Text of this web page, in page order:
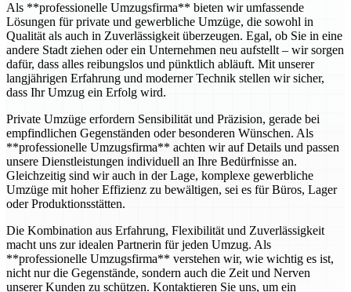
Als **professionelle Umzugsfirma** bieten wir umfassende
Lösungen für private und gewerbliche Umzüge, die sowohl in
Qualität als auch in Zuverlässigkeit überzeugen. Egal, ob Sie in eine
andere Stadt ziehen oder ein Unternehmen neu aufstellt – wir sorgen
dafür, dass alles reibungslos und pünktlich abläuft. Mit unserer
langjährigen Erfahrung und moderner Technik stellen wir sicher,
dass Ihr Umzug ein Erfolg wird.
Private Umzüge erfordern Sensibilität und Präzision, gerade bei
empfindlichen Gegenständen oder besonderen Wünschen. Als
**professionelle Umzugsfirma** achten wir auf Details und passen
unsere Dienstleistungen individuell an Ihre Bedürfnisse an.
Gleichzeitig sind wir auch in der Lage, komplexe gewerbliche
Umzüge mit hoher Effizienz zu bewältigen, sei es für Büros, Lager
oder Produktionsstätten.
Die Kombination aus Erfahrung, Flexibilität und Zuverlässigkeit
macht uns zur idealen Partnerin für jeden Umzug. Als
**professionelle Umzugsfirma** verstehen wir, wie wichtig es ist,
nicht nur die Gegenstände, sondern auch die Zeit und Nerven
unserer Kunden zu schützen. Kontaktieren Sie uns, um ein